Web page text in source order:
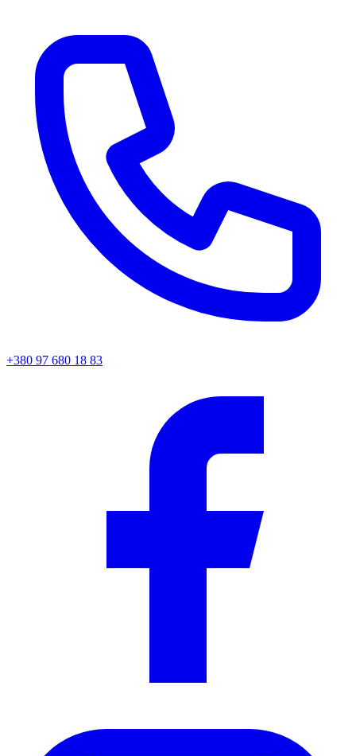
+380 97 680 18 83